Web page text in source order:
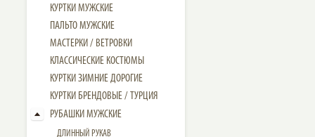
КУРТКИ МУЖСКИЕ
ПАЛЬТО МУЖСКИЕ
МАСТЕРКИ / ВЕТРОВКИ
КЛАССИЧЕСКИЕ КОСТЮМЫ
КУРТКИ ЗИМНИЕ ДОРОГИЕ
КУРТКИ БРЕНДОВЫЕ / ТУРЦИЯ
РУБАШКИ МУЖСКИЕ
ДЛИННЫЙ РУКАВ